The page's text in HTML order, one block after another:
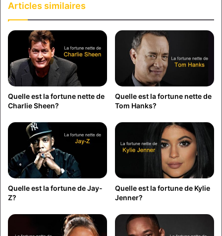
Articles similaires
Quelle est la fortune nette de
Charlie Sheen?
Quelle est la fortune nette de
Tom Hanks?
Quelle est la fortune de Jay-
Z?
Quelle est la fortune de Kylie
Jenner?